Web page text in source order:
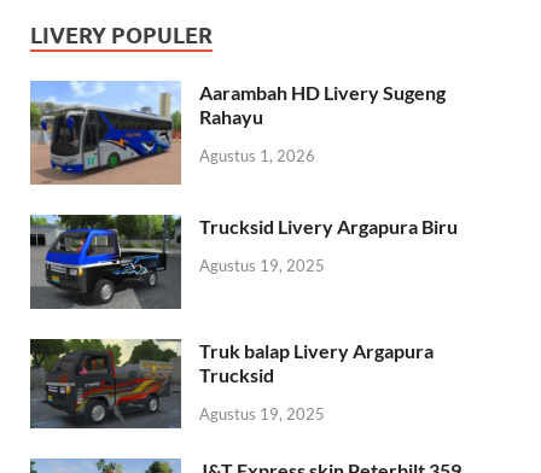
LIVERY POPULER
Aarambah HD Livery Sugeng
Rahayu
Agustus 1, 2026
Trucksid Livery Argapura Biru
Agustus 19, 2025
Truk balap Livery Argapura
Trucksid
Agustus 19, 2025